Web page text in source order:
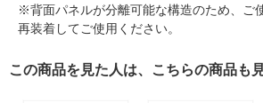
※背面パネルが分離可能な構造のため、ご
再装着してご使用ください。
この商品を見た人は、こちらの商品も